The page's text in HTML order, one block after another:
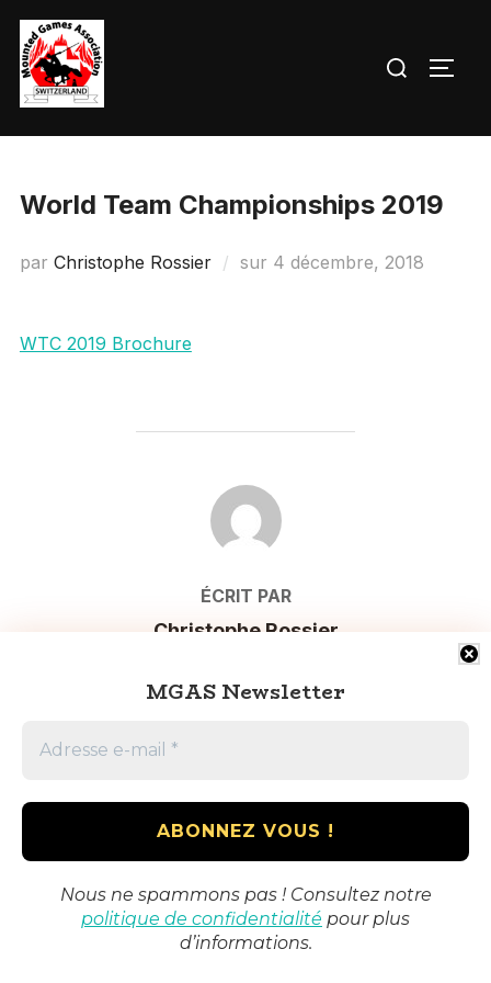
Aller
contenu
Rechercher :
World Team Championships 2019
par Christophe Rossier sur Publié
4 décembre, 2018
WTC 2019 Brochure
MGAS Newsletter
Nous ne spammons pas ! Consultez notre
politique de confidentialité pour plus
d’informations.
AUTEUR DE LA PUBLICATION
ÉCRIT PAR
Christophe Rossier
Inspiro ThemeparWPZOOM